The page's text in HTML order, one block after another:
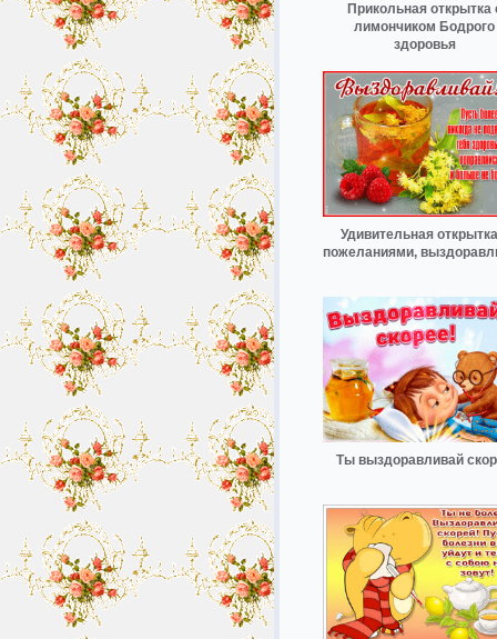
Прикольная открытка
лимончиком Бодрого
здоровья
Удивительная
пожеланиями,
Ты выздоравливай